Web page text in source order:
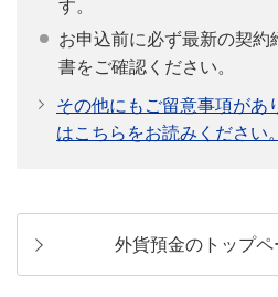
す。
お申込前に必ず最新の契約
書をご確認ください。
その他にもご留意事項があ
はこちらをお読みください。
外貨預金のトップペ